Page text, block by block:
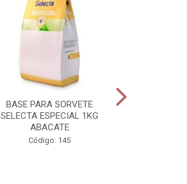
BASE PARA SORVETE
SELECTA ESPECIAL 1KG
ABACATE
Código: 145